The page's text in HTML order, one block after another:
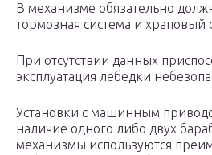
В механизме обязательно
тормозная система и храповый
При отсутствии данных
эксплуатация лебедки
Установки с машинным
наличие одного либо двух
механизмы используются